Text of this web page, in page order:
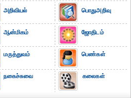
அறிவியல்
ஆன்மிகம்
மருத்துவம்
நகைச்சுவை
பொதுஅறிவு
ஜோதிடம்
பெண்கள்
கலைகள்